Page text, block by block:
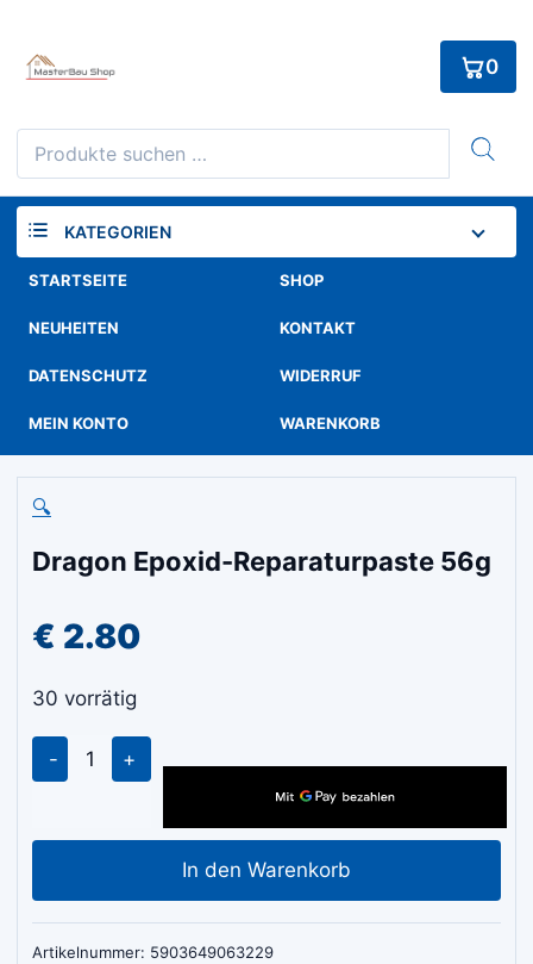
content
Suchen
nach:
0
KATEGORIEN
STARTSEITE SHOP
NEUHEITEN KONTAKT
DATENSCHUTZ WIDERRUF
MEIN KONTO WARENKORB
🔍
Dragon Epoxid-Reparaturpaste 56g
€ 2.80
30 vorrätig
Dragon
Epoxid-
56g
In den Warenkorb
Artikelnummer: 5903649063229